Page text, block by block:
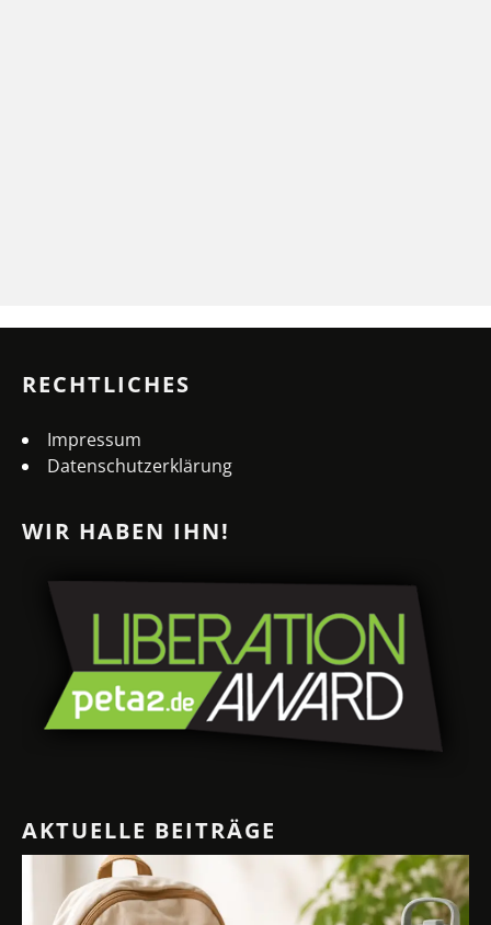
RECHTLICHES
Impressum
Datenschutzerklärung
WIR HABEN IHN!
AKTUELLE BEITRÄGE